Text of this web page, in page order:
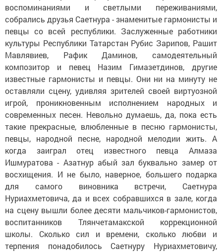
воспоминаниями и светлыми переживаниями,
собрались друзья Саетнура - знаменитые гармонисты и
певцы со всей республики. Заслуженные работники
культуры Республики Татарстан Рубис Зарипов, Рашит
Мавлявиев, Рафик Даминов, самодеятельный
композитор и певец Назим Гимазетдинов, другие
известные гармонисты и певцы. Они ни на минуту не
оставляли сцену, удивляя зрителей своей виртуозной
игрой, проникновенным исполнением народных и
современных песен. Невольно думаешь, да, пока есть
такие прекрасные, влюбленные в песню гармонисты,
певцы, народной песне, народной мелодии жить. А
когда заиграл отец известного певца Алмаза
Ишмуратова - Азатнур абый зал буквально замер от
восхищения. И не было, наверное, большего подарка
для самого виновника встречи, Саетнура
Нуриахметовича, да и всех собравшихся в зале, когда
на сцену вышли более десяти мальчиков-гармонистов,
воспитанников Тлянчетамакской коррекционной
школы. Сколько сил и времени, сколько любви и
терпения понадобилось Саетнуру Нуриахметовичу,